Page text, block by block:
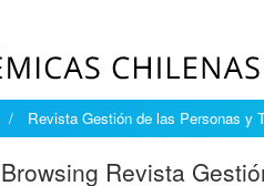
Revista Gestión de las Personas y
Browsing Revista